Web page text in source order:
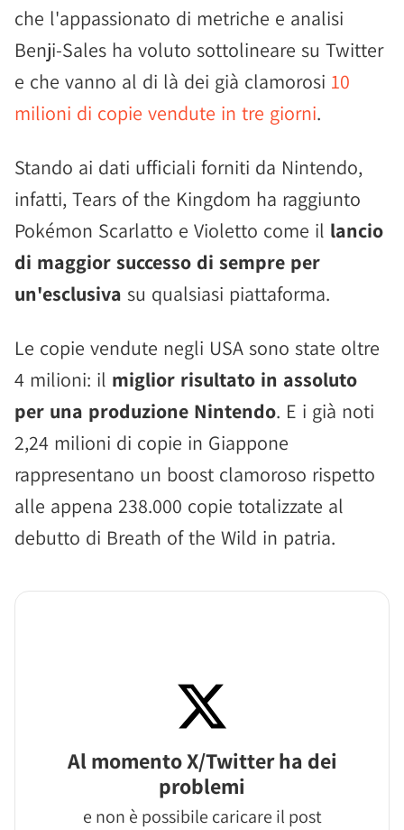
che l'appassionato di metriche e analisi
Benji-Sales ha voluto sottolineare su Twitter
e che vanno al di là dei già clamorosi 10
milioni di copie vendute in tre giorni.
Stando ai dati ufficiali forniti da Nintendo,
infatti, Tears of the Kingdom ha raggiunto
Pokémon Scarlatto e Violetto come il lancio
di maggior successo di sempre per
un'esclusiva su qualsiasi piattaforma.
Le copie vendute negli USA sono state oltre
4 milioni: il miglior risultato in assoluto
per una produzione Nintendo. E i già noti
2,24 milioni di copie in Giappone
rappresentano un boost clamoroso rispetto
alle appena 238.000 copie totalizzate al
debutto di Breath of the Wild in patria.
Al momento X/Twitter ha dei
problemi
e non è possibile caricare il post